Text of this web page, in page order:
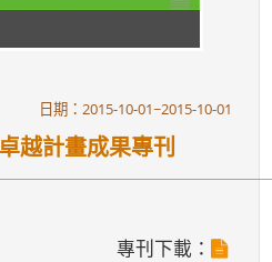
日期：2015-10-01~2015-10-01
越計畫成果專刊
專刊下載：